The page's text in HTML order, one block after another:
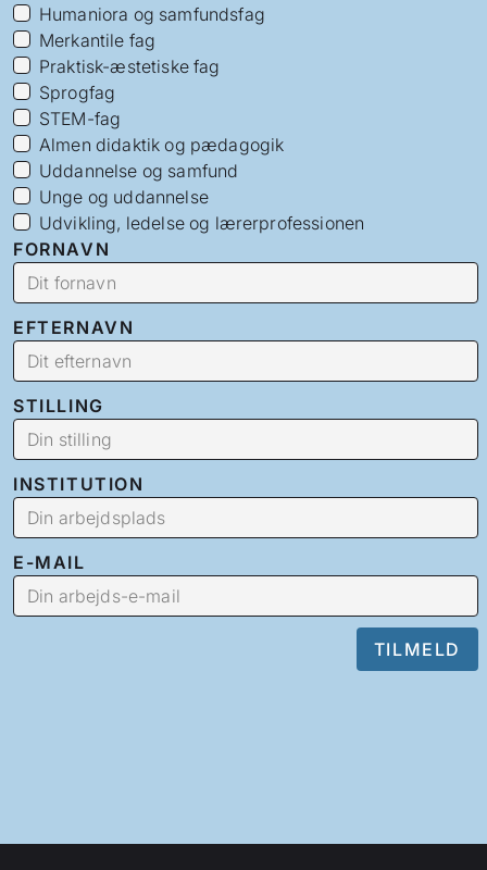
Humaniora og samfundsfag
Merkantile fag
Praktisk-æstetiske fag
Sprogfag
STEM-fag
Almen didaktik og pædagogik
Uddannelse og samfund
Unge og uddannelse
Udvikling, ledelse og lærerprofessionen
FORNAVN
EFTERNAVN
STILLING
INSTITUTION
E-MAIL